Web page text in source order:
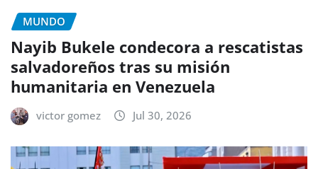
MUNDO
Nayib Bukele condecora a rescatistas
salvadoreños tras su misión
humanitaria en Venezuela
victor gomez Jul 30, 2026